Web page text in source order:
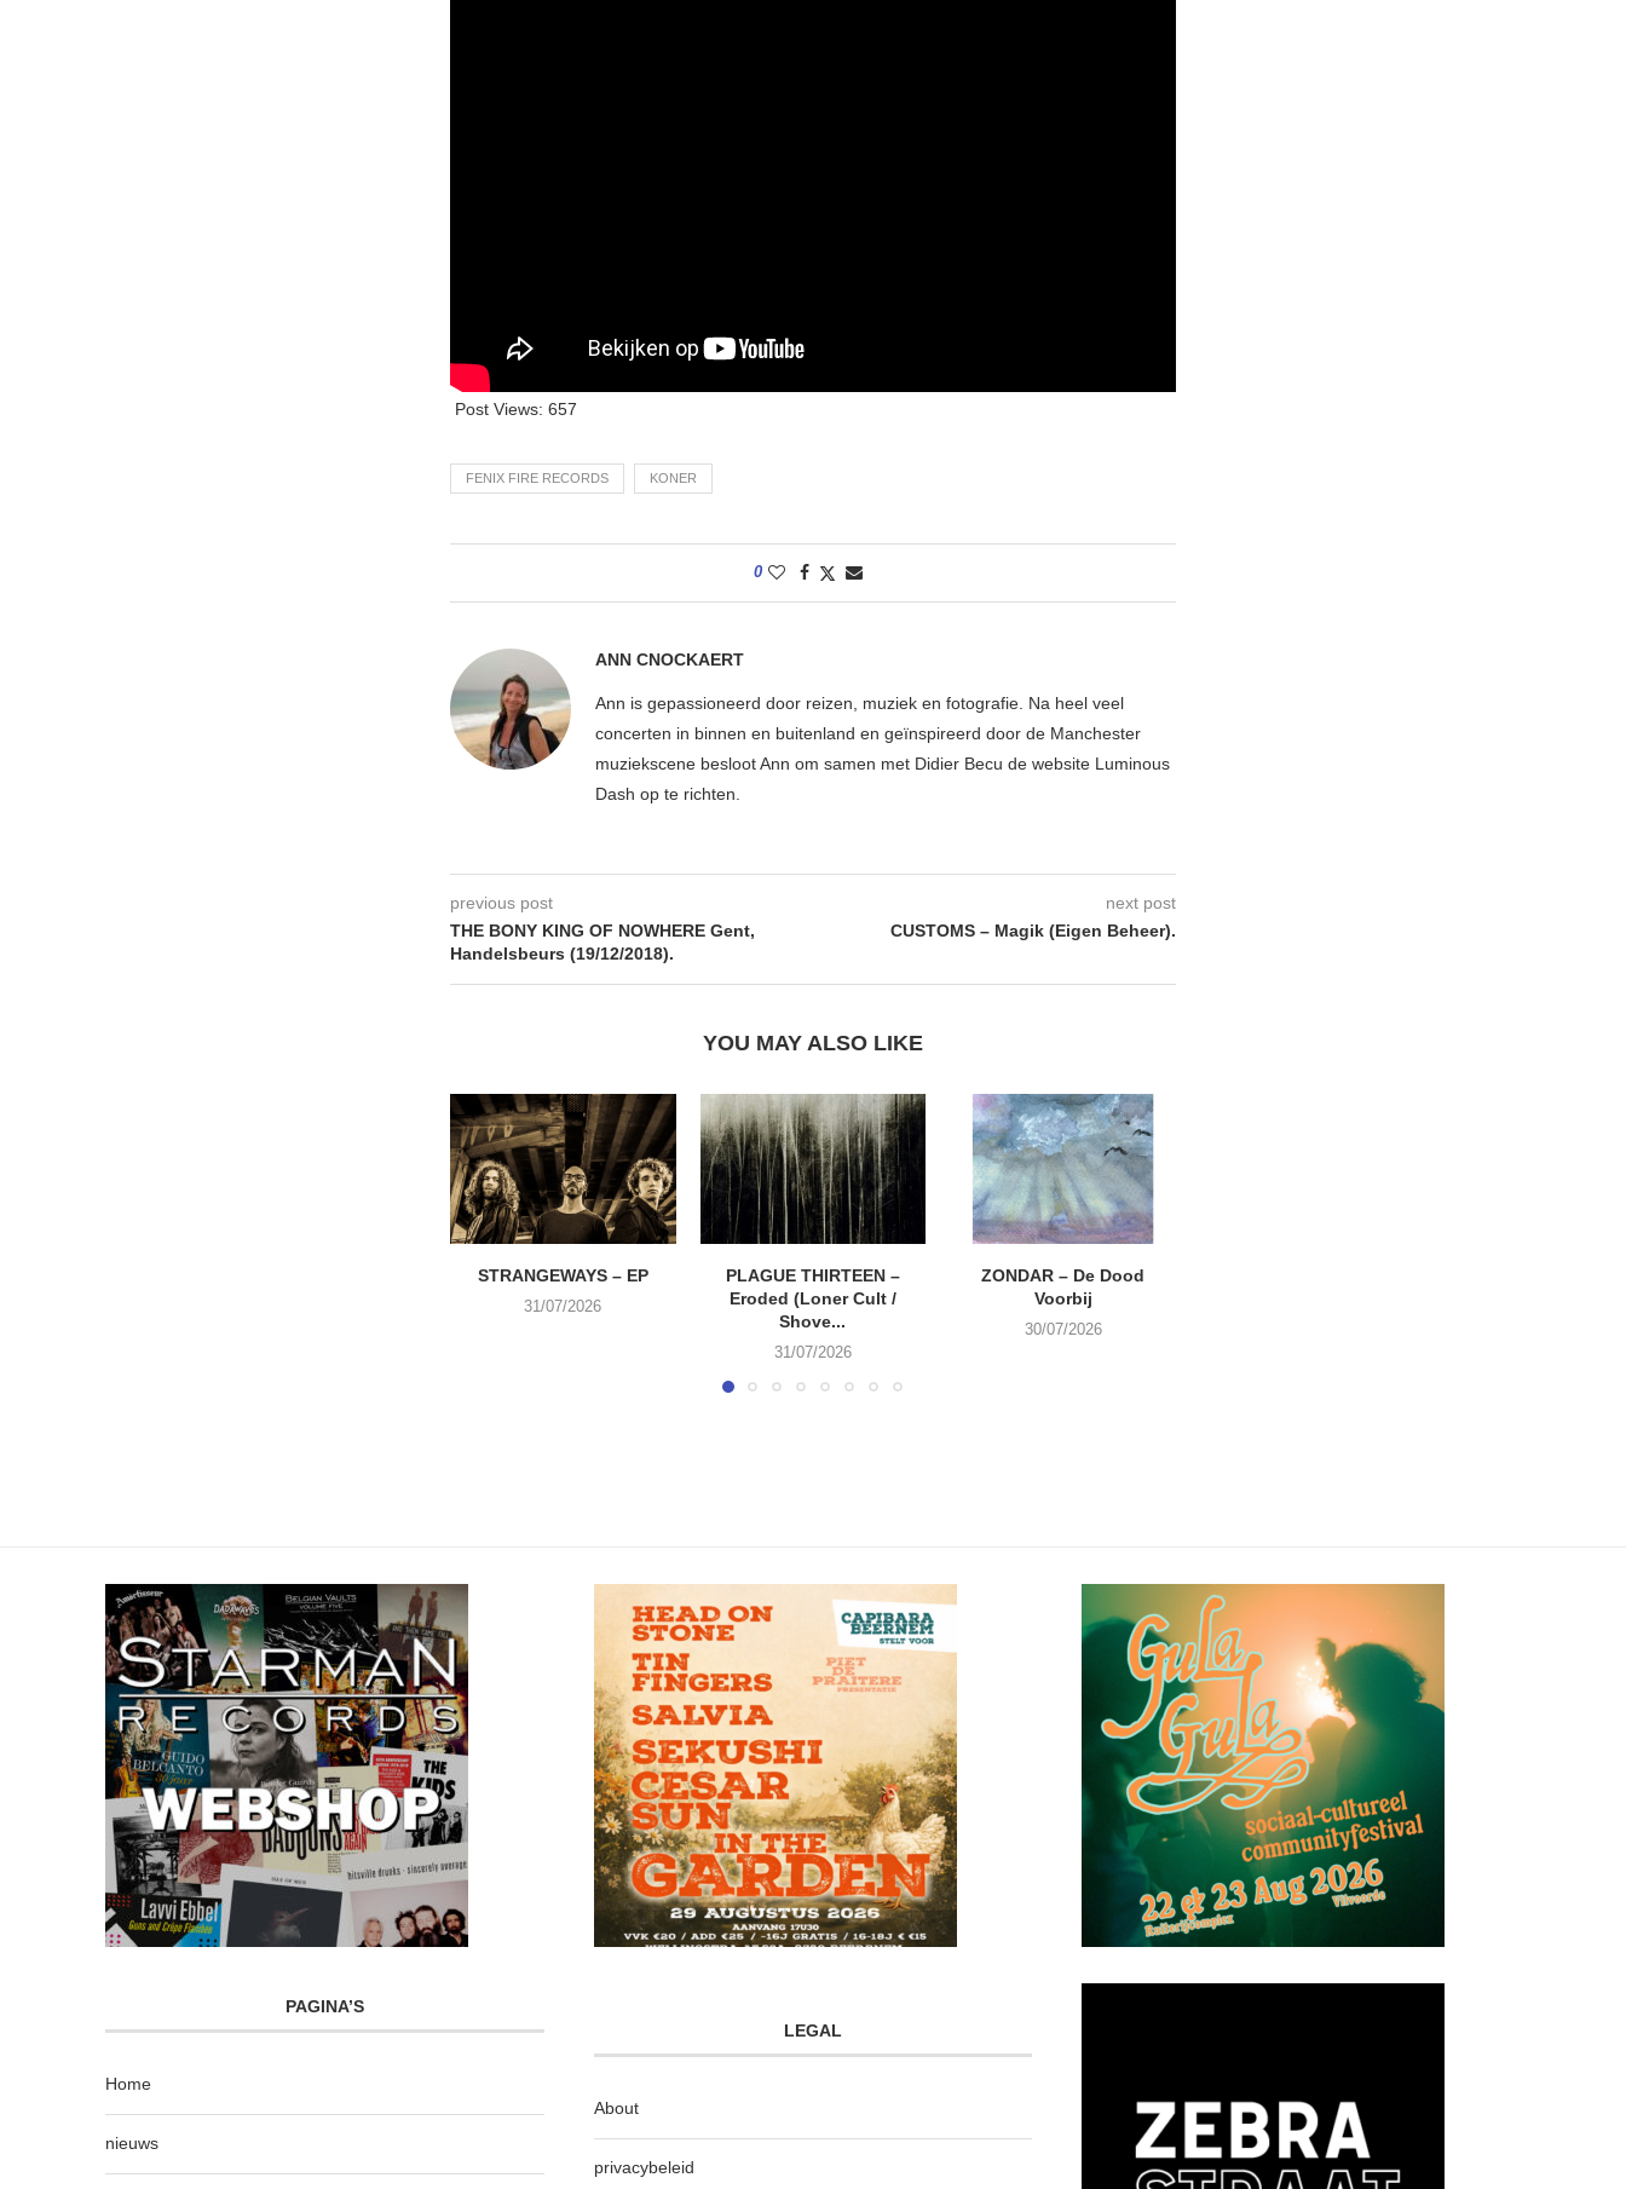
Post Views: 657
FENIX FIRE RECORDS KONER
0
ANN CNOCKAERT
Ann is gepassioneerd door reizen, muziek en fotografie. Na heel veel
concerten in binnen en buitenland en geïnspireerd door de Manchester
muziekscene besloot Ann om samen met Didier Becu de website Luminous
Dash op te richten.
previous post
THE BONY KING OF NOWHERE Gent,
Handelsbeurs (19/12/2018).
next post
CUSTOMS – Magik (Eigen Beheer).
YOU MAY ALSO LIKE
STRANGEWAYS – EP
31/07/2026
PLAGUE THIRTEEN –
Eroded (Loner Cult /
Shove...
31/07/2026
ZONDAR – De Dood
Voorbij
30/07/2026
PAGINA’S
Home
nieuws
LEGAL
About
privacybeleid